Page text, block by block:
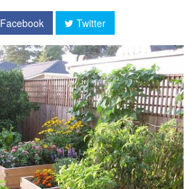
Facebook Twitter